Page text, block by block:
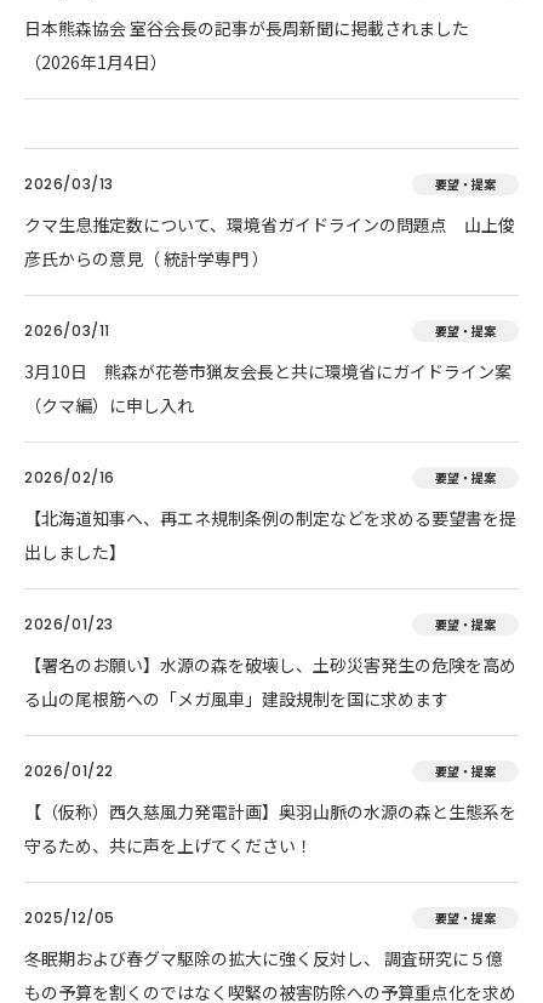
日本熊森協会 室谷会長の記事が長周新聞に掲載されました
（2026年1月4日）
2026/03/13 要望・提案
クマ生息推定数について、環境省ガイドラインの問題点 山上俊
彦氏からの意見（ 統計学専門 ）
2026/03/11 要望・提案
3月10日 熊森が花巻市猟友会長と共に環境省にガイドライン案
（クマ編）に申し入れ
2026/02/16 要望・提案
【北海道知事へ、再エネ規制条例の制定などを求める要望書を提
出しました】
2026/01/23 要望・提案
【署名のお願い】水源の森を破壊し、土砂災害発生の危険を高め
る山の尾根筋への「メガ風車」建設規制を国に求めます
2026/01/22 要望・提案
【（仮称）西久慈風力発電計画】奥羽山脈の水源の森と生態系を
守るため、共に声を上げてください！
2025/12/05 要望・提案
冬眠期および春グマ駆除の拡大に強く反対し、 調査研究に５億
もの予算を割くのではなく喫緊の被害防除への予算重点化を求め